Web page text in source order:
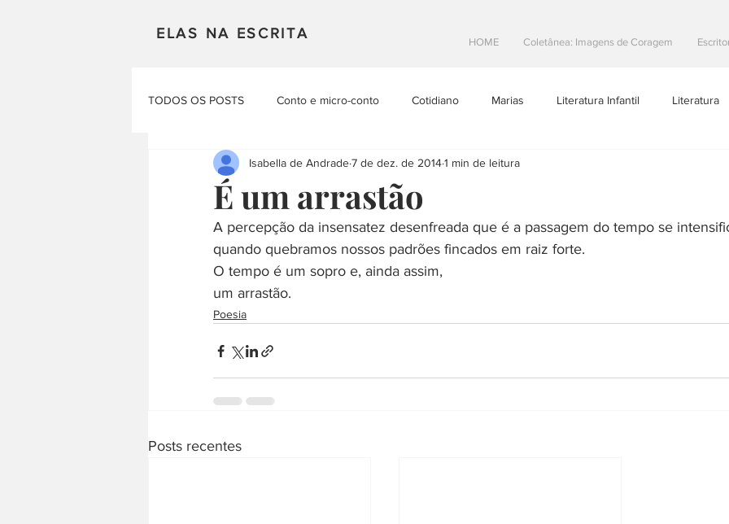
ELAS NA ESCRITA
HOME Coletânea: Imagens de Coragem
TODOS OS POSTS Conto e micro-conto Cotidiano Marias Literatura Infantil Literatura
Mulheres em Cena Poesia Projetos Literarios Escritoras Brasileiras
Materias Literarias Produçao Autoral Resenhas teatro Na Estrada
É um arrastão
Isabella de Andrade7 de dez. de 20141 min de leitura
A percepção da insensatez desenfreada que é a passagem do tempo se
quando quebramos nossos padrões fincados em raiz forte.
O tempo é um sopro e, ainda assim,
um arrastão.
Poesia
Posts recentes